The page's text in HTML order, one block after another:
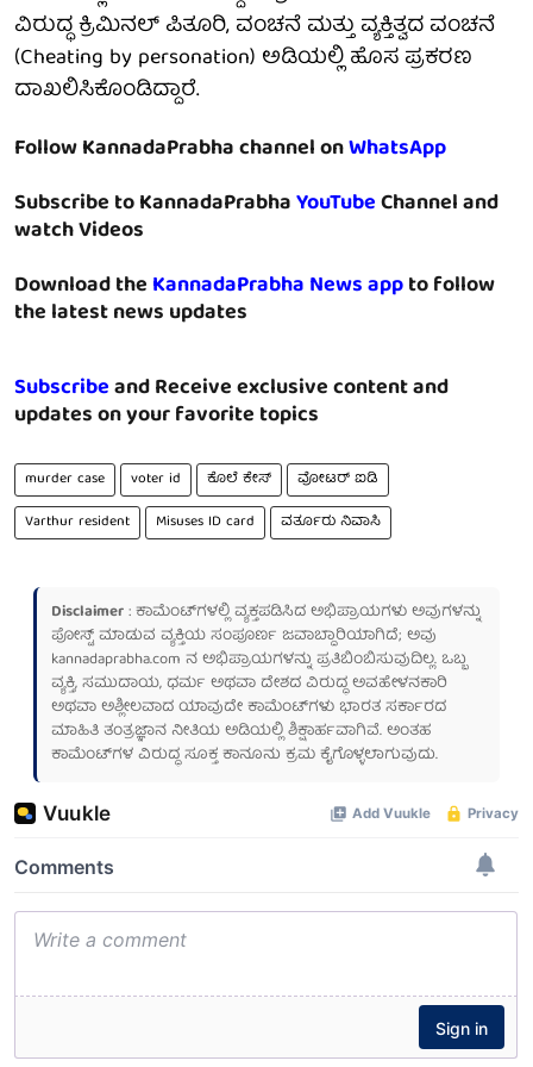
ವಿರುದ್ಧ ಕ್ರಿಮಿನಲ್ ಪಿತೂರಿ, ವಂಚನೆ ಮತ್ತು ವ್ಯಕ್ತಿತ್ವದ ವಂಚನೆ
(Cheating by personation) ಅಡಿಯಲ್ಲಿ ಹೊಸ ಪ್ರಕರಣ
ದಾಖಲಿಸಿಕೊಂಡಿದ್ದಾರೆ.
Follow KannadaPrabha channel onWhatsApp
Subscribe to KannadaPrabhaYouTubeChannel and
watch Videos
Download theKannadaPrabha News appto follow
the latest news updates
Subscribeand Receive exclusive content and
updates on your favorite topics
murder case voter id ಕೊಲೆ ಕೇಸ್
ವೋಟರ್ ಐಡಿ
Varthur resident
Misuses ID card ವರ್ತೂರು ನಿವಾಸಿ
Disclaimer: ಕಾಮೆಂಟ್‌ಗಳಲ್ಲಿ ವ್ಯಕ್ತಪಡಿಸಿದ ಅಭಿಪ್ರಾಯಗಳು ಅವುಗಳನ್ನು
ಪೋಸ್ಟ್ ಮಾಡುವ ವ್ಯಕ್ತಿಯ ಸಂಪೂರ್ಣ ಜವಾಬ್ದಾರಿಯಾಗಿದೆ; ಅವು
kannadaprabha.com ನ ಅಭಿಪ್ರಾಯಗಳನ್ನು ಪ್ರತಿಬಿಂಬಿಸುವುದಿಲ್ಲ. ಒಬ್ಬ
ವ್ಯಕ್ತಿ, ಸಮುದಾಯ, ಧರ್ಮ ಅಥವಾ ದೇಶದ ವಿರುದ್ಧ ಅವಹೇಳನಕಾರಿ
ಅಥವಾ ಅಶ್ಲೀಲವಾದ ಯಾವುದೇ ಕಾಮೆಂಟ್‌ಗಳು ಭಾರತ ಸರ್ಕಾರದ
ಮಾಹಿತಿ ತಂತ್ರಜ್ಞಾನ ನೀತಿಯ ಅಡಿಯಲ್ಲಿ ಶಿಕ್ಷಾರ್ಹವಾಗಿವೆ. ಅಂತಹ
ಕಾಮೆಂಟ್‌ಗಳ ವಿರುದ್ಧ ಸೂಕ್ತ ಕಾನೂನು ಕ್ರಮ ಕೈಗೊಳ್ಳಲಾಗುವುದು.